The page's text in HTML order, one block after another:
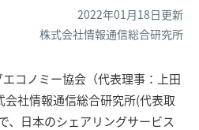
2022年01月18日更新
株式会社情報通信総合研究所
コノミー協会（代表理事：上田
社情報通信総合研究所(代表取
、日本のシェアリングサービス